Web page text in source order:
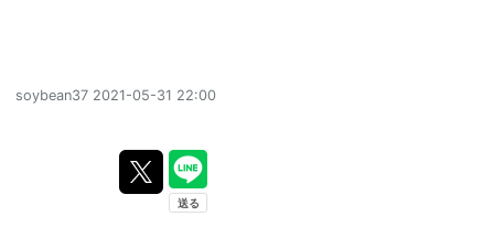
soybean37 2021-05-31 22:00